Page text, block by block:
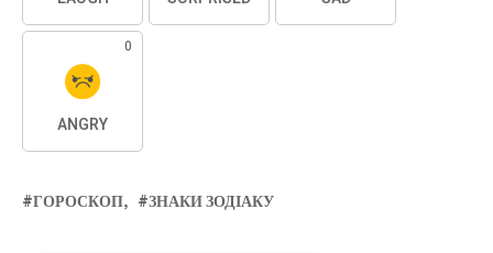
0
ANGRY
ГОРОСКОП ЗНАКИ ЗОДІАКУ